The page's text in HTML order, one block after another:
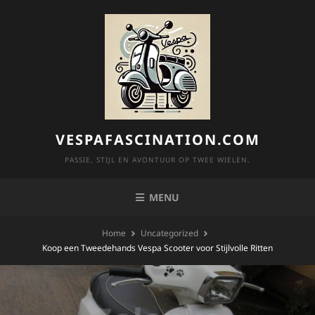
VESPAFASCINATION.COM
PASSIE, STIJL EN AVONTUUR OP TWEE WIELEN.
MENU
Home
Uncategorized
Koop een Tweedehands Vespa Scooter voor Stijlvolle Ritten